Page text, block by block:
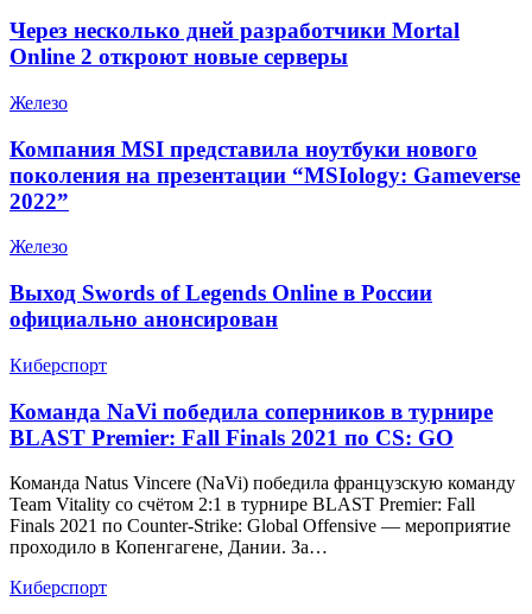
Через несколько дней разработчики Mortal
Online 2 откроют новые серверы
Железо
Компания MSI представила ноутбуки нового
поколения на презентации “MSIology: Gameverse
2022”
Железо
Выход Swords of Legends Online в России
официально анонсирован
Киберспорт
Команда NaVi победила соперников в турнире
BLAST Premier: Fall Finals 2021 по CS: GO
Команда Natus Vincere (NaVi) победила французскую команду
Team Vitality со счётом 2:1 в турнире BLAST Premier: Fall
Finals 2021 по Counter-Strike: Global Offensive — мероприятие
проходило в Копенгагене, Дании. За…
Киберспорт